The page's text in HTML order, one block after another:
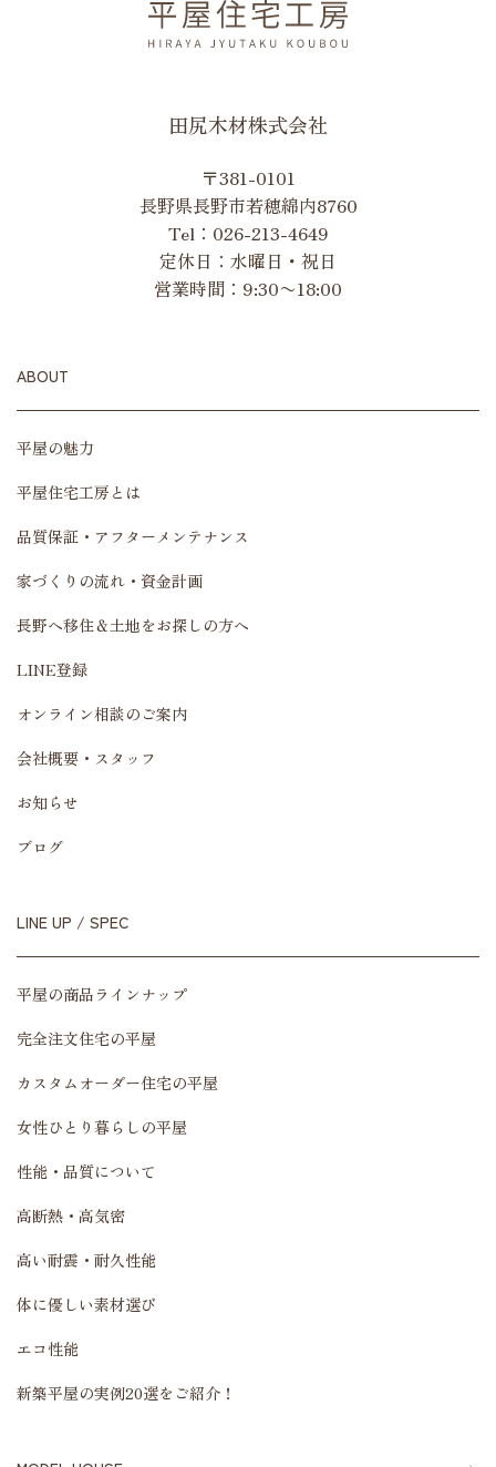
田尻木材株式会社
〒381-0101
長野県長野市若穂綿内8760
Tel： 026-213-4649
定休日：水曜日・祝日
営業時間：9:30〜18:00
ABOUT
平屋の魅力
平屋住宅工房とは
品質保証・アフターメンテナンス
家づくりの流れ・資金計画
長野へ移住＆土地をお探しの方へ
LINE登録
オンライン相談のご案内
会社概要・スタッフ
お知らせ
ブログ
LINE UP / SPEC
平屋の商品ラインナップ
完全注文住宅の平屋
カスタムオーダー住宅の平屋
女性ひとり暮らしの平屋
性能・品質について
高断熱・高気密
高い耐震・耐久性能
体に優しい素材選び
エコ性能
新築平屋の実例20選をご紹介！